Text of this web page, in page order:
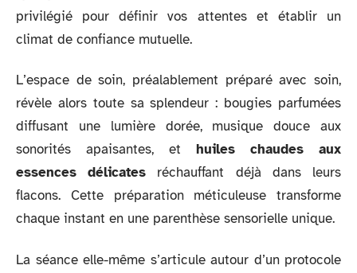
privilégié pour définir vos attentes et établir un
climat de confiance mutuelle.
L’espace de soin, préalablement préparé avec soin,
révèle alors toute sa splendeur : bougies parfumées
diffusant une lumière dorée, musique douce aux
sonorités apaisantes, et huiles chaudes aux
essences délicates réchauffant déjà dans leurs
flacons. Cette préparation méticuleuse transforme
chaque instant en une parenthèse sensorielle unique.
La séance elle-même s’articule autour d’un protocole